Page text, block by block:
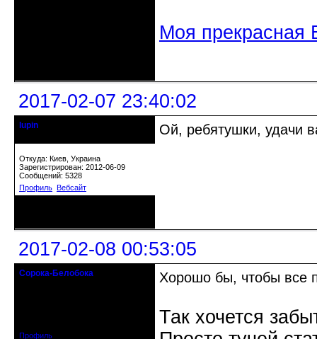
Моя прекрасная
2017-02-07 23:40:02
lupin
Откуда: Киев, Украина
Зарегистрирован: 2012-06-09
Сообщений: 5328
Профиль Вебсайт
Ой, ребятушки, удачи
2017-02-08 00:53:05
Сорока-Белобока
Профиль
Хорошо бы, чтобы все
Так хочется